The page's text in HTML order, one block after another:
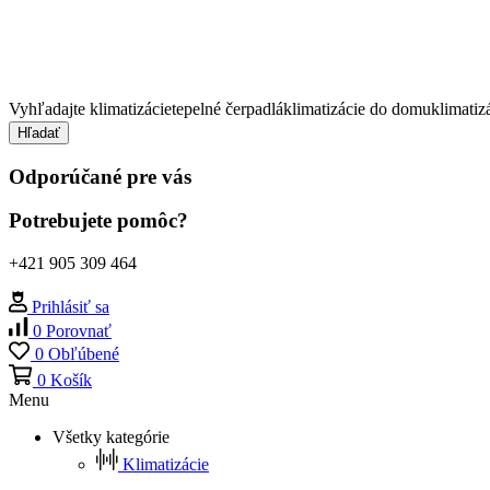
Vyhľadajte klimatizácietepelné čerpadláklimatizácie do domu
Hľadať
Odporúčané pre vás
Potrebujete pomôc?
+421 905 309 464
Prihlásiť sa
0 Porovnať
0 Obľúbené
0 Košík
Menu
Všetky kategórie
Klimatizácie